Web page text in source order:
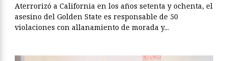
Aterrorizó a California en los años setenta y ochenta, el
asesino del Golden State es responsable de 50
violaciones con allanamiento de morada y...